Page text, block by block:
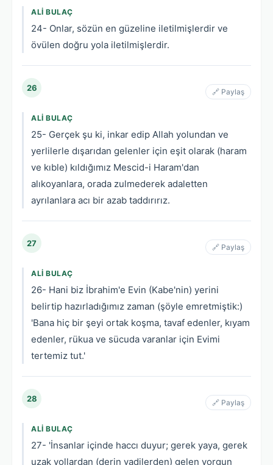
ALI BULAÇ
24- Onlar, sözün en güzeline iletilmişlerdir ve
övülen doğru yola iletilmişlerdir.
26 🔗 Paylaş
ALI BULAÇ
25- Gerçek şu ki, inkar edip Allah yolundan ve
yerlilerle dışarıdan gelenler için eşit olarak (haram
ve kıble) kıldığımız Mescid-i Haram'dan
alıkoyanlara, orada zulmederek adaletten
ayrılanlara acı bir azab taddırırız.
27 🔗 Paylaş
ALI BULAÇ
26- Hani biz İbrahim'e Evin (Kabe'nin) yerini
belirtip hazırladığımız zaman (şöyle emretmiştik:)
'Bana hiç bir şeyi ortak koşma, tavaf edenler, kıyam
edenler, rükua ve sücuda varanlar için Evimi
tertemiz tut.'
28 🔗 Paylaş
ALI BULAÇ
27- 'İnsanlar içinde haccı duyur; gerek yaya, gerek
uzak yollardan (derin vadilerden) gelen yorgun